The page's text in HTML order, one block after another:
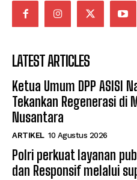
LATEST ARTICLES
Ketua Umum DPP ASISI
Tekankan Regenerasi di
Nusantara
ARTIKEL 10 Agustus 2026
Polri perkuat layanan
dan Responsif melalui